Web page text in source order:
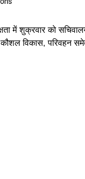
में शुक्रवार को
विकास, परिवहन